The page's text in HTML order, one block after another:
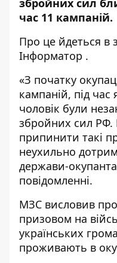
збройних сил
час 11 кампаній.
Про це йдеться в
Інформатор .
«З початку
кампаній, під
чоловік були
збройних сил РФ.
припинити такі
неухильно
держави-
повідомленні.
МЗС висловив
призовом на
українських
проживають в